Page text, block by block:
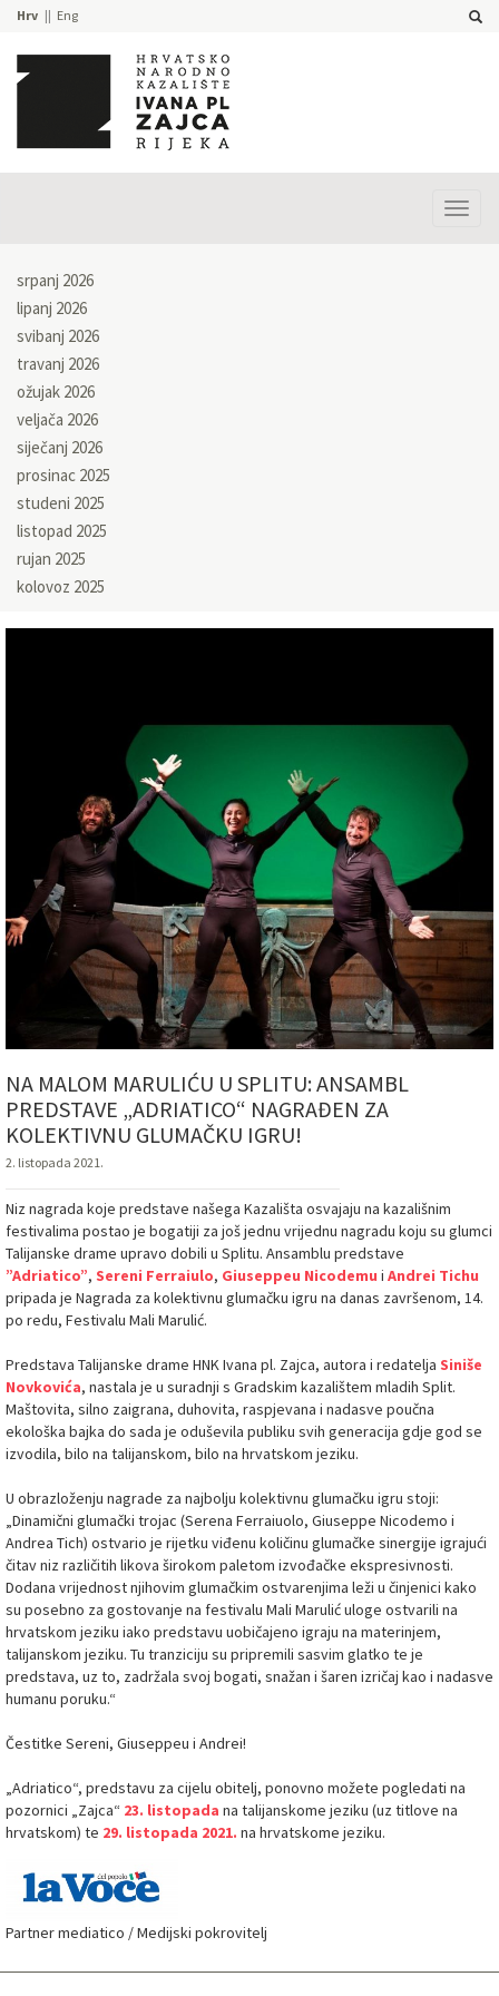
Hrv Eng
srpanj 2026
lipanj 2026
svibanj 2026
travanj 2026
ožujak 2026
veljača 2026
siječanj 2026
prosinac 2025
studeni 2025
listopad 2025
rujan 2025
kolovoz 2025
NA MALOM MARULIĆU U SPLITU: ANSAMBL
PREDSTAVE „ADRIATICO“ NAGRAĐEN ZA
KOLEKTIVNU GLUMAČKU IGRU!
2. listopada 2021.
Niz nagrada koje predstave našega Kazališta osvajaju na kazališnim
festivalima postao je bogatiji za još jednu vrijednu nagradu koju su glumci
Talijanske drame upravo dobili u Splitu. Ansamblu predstave
”Adriatico”, Sereni Ferraiulo, Giuseppeu Nicodemu i Andrei Tichu
pripada je Nagrada za kolektivnu glumačku igru na danas završenom, 14.
po redu, Festivalu Mali Marulić.
Predstava Talijanske drame HNK Ivana pl. Zajca, autora i redatelja Siniše
Novkovića, nastala je u suradnji s Gradskim kazalištem mladih Split.
Maštovita, silno zaigrana, duhovita, raspjevana i nadasve poučna
ekološka bajka do sada je oduševila publiku svih generacija gdje god se
izvodila, bilo na talijanskom, bilo na hrvatskom jeziku.
U obrazloženju nagrade za najbolju kolektivnu glumačku igru stoji:
„Dinamični glumački trojac (Serena Ferraiuolo, Giuseppe Nicodemo i
Andrea Tich) ostvario je rijetku viđenu količinu glumačke sinergije igrajući
čitav niz različitih likova širokom paletom izvođačke ekspresivnosti.
Dodana vrijednost njihovim glumačkim ostvarenjima leži u činjenici kako
su posebno za gostovanje na festivalu Mali Marulić uloge ostvarili na
hrvatskom jeziku iako predstavu uobičajeno igraju na materinjem,
talijanskom jeziku. Tu tranziciju su pripremili sasvim glatko te je
predstava, uz to, zadržala svoj bogati, snažan i šaren izričaj kao i nadasve
humanu poruku.“
Čestitke Sereni, Giuseppeu i Andrei!
„Adriatico“, predstavu za cijelu obitelj, ponovno možete pogledati na
pozornici „Zajca“ 23. listopada na talijanskome jeziku (uz titlove na
hrvatskom) te 29. listopada 2021. na hrvatskome jeziku.
Partner mediatico / Medijski pokrovitelj